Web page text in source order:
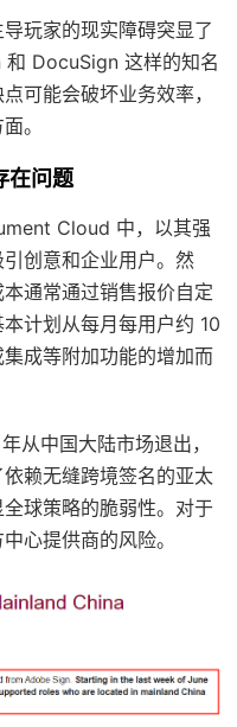
玩家的现实障碍突显了
DocuSign 这样的知名
可能会破坏业务效率，
。
在问题
Cloud 中，以其强
创意和企业用户。然
通常通过销售报价自定
计划从每月每用户约 10
成等附加功能的增加而
从中国大陆市场退出，
赖无缝跨境签名的亚太
球策略的脆弱性。对于
心提供商的风险。